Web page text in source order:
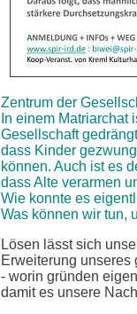
Zentrum der
In einem
Gesellschaft
dass Kinder
können. Auch ist es
dass Alte verarmen
Wie konnte es
Was können wir tun,
Lösen lässt sich
Erweiterung
- worin gründen
damit es unsere